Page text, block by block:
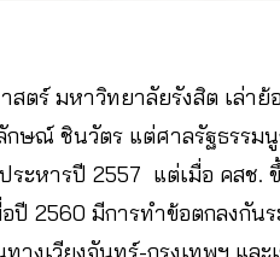
สตร์ มหาวิทยาลัยรังสิต เล่าย้
กษณ์ ชินวัตร แต่ศาลรัฐธรรม
ระหารปี 2557 แต่เมื่อ คสช.
ปี 2560 มีการทำข้อตกลงกัน